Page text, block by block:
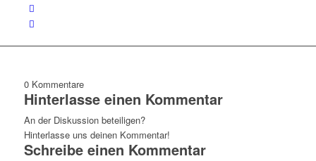
0 Kommentare
Hinterlasse einen Kommentar
An der Diskussion beteiligen?
Hinterlasse uns deinen Kommentar!
Schreibe einen Kommentar